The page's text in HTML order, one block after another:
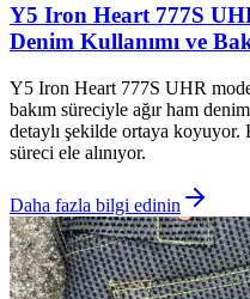
Y5 Iron Heart 777S
Denim Kullanımı ve
Y5 Iron Heart 777S UHR
bakım süreciyle ağır ham
detaylı şekilde ortaya koyuyor.
süreci ele alınıyor.
Daha fazla bilgi edinin